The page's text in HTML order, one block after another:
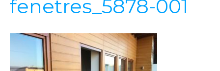
fenetres_5878-001